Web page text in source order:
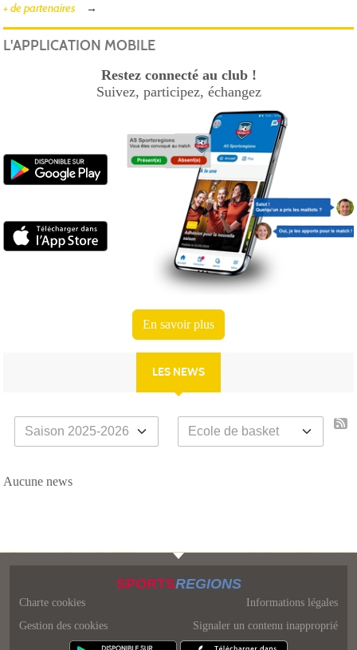
LES NEWS
Aucune news
+ de partenaires
L'APPLICATION MOBILE
Restez connecté au club !
Suivez, participez, échangez
En savoir plus
SPORTSREGIONS
Charte cookies
Gestion des cookies
Informations légales
Signaler un contenu inapproprié